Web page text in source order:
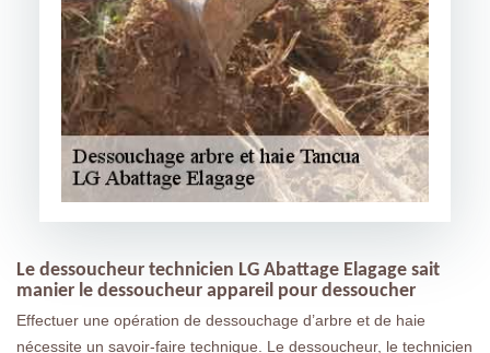
Le dessoucheur technicien LG Abattage Elagage sait
manier le dessoucheur appareil pour dessoucher
Effectuer une opération de dessouchage d’arbre et de haie
nécessite un savoir-faire technique. Le dessoucheur, le technicien